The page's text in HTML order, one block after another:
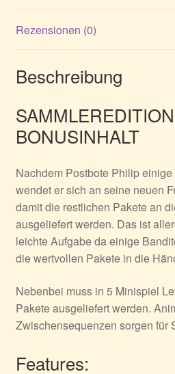
Rezensionen (0)
Beschreibung
BONUSINHALT
Nachdem Postbote Philip
wendet er sich an seine neuen
damit die restlichen Pakete an
ausgeliefert werden. Das ist
leichte Aufgabe da einige
die wertvollen Pakete in die
Nebenbei muss in 5 Minispiel
Pakete ausgeliefert werden.
Zwischensequenzen sorgen für
Features: